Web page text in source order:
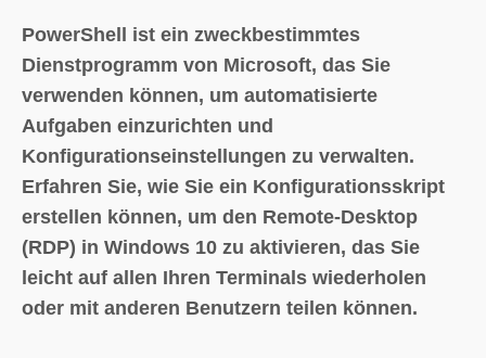
PowerShell ist ein zweckbestimmtes
Dienstprogramm von Microsoft, das Sie
verwenden können, um automatisierte
Aufgaben einzurichten und
Konfigurationseinstellungen zu verwalten.
Erfahren Sie, wie Sie ein Konfigurationsskript
erstellen können, um den Remote-Desktop
(RDP) in Windows 10 zu aktivieren, das Sie
leicht auf allen Ihren Terminals wiederholen
oder mit anderen Benutzern teilen können.